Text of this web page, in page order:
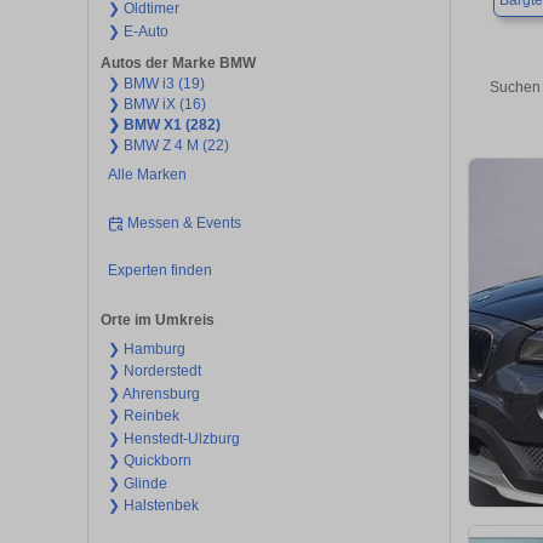
❯ Oldtimer
❯ E-Auto
Autos der Marke BMW
❯ BMW i3 (19)
❯ BMW iX (16)
❯ BMW X1 (282)
❯ BMW Z 4 M (22)
Alle Marken
Messen & Events
Experten finden
Orte im Umkreis
❯ Hamburg
❯ Norderstedt
❯ Ahrensburg
❯ Reinbek
❯ Henstedt-Ulzburg
❯ Quickborn
❯ Glinde
❯ Halstenbek